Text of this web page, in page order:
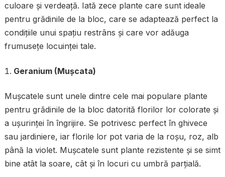
culoare și verdeață. Iată zece plante care sunt ideale
pentru grădinile de la bloc, care se adaptează perfect la
condițiile unui spațiu restrâns și care vor adăuga
frumusețe locuinței tale.
Geranium (Mușcata)
Mușcatele sunt unele dintre cele mai populare plante
pentru grădinile de la bloc datorită florilor lor colorate și
a ușurinței în îngrijire. Se potrivesc perfect în ghivece
sau jardiniere, iar florile lor pot varia de la roșu, roz, alb
până la violet. Mușcatele sunt plante rezistente și se simt
bine atât la soare, cât și în locuri cu umbră parțială.